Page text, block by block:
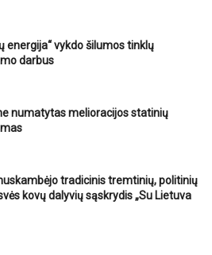
energija“ vykdo šilumos tinklų
darbus
numatytas melioracijos statinių
tradicinis tremtinių, politinių
kovų dalyvių sąskrydis „Su Lietuva